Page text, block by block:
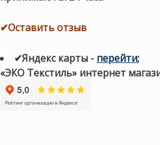
✔Оставить отзыв
✔Яндекс карты - перейти;
«ЭКО Текстиль» интернет